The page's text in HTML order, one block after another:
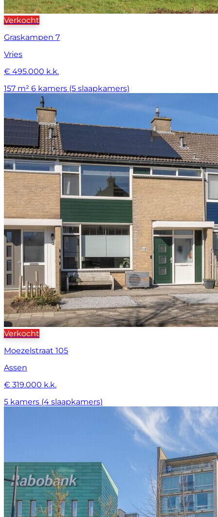
Verkocht
Graskampen 7
Vries
€ 495.000 k.k.
157 m² 6 kamers (5 slaapkamers)
Verkocht
Moezelstraat 105
Assen
€ 319.000 k.k.
5 kamers (4 slaapkamers)